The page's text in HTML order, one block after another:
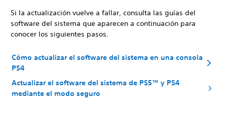
Si la actualización vuelve a fallar, consulta las guías del
software del sistema que aparecen a continuación para
conocer los siguientes pasos.
Cómo actualizar el software del sistema en una consola
PS4
Actualizar el software del sistema de PS5™ y PS4
mediante el modo seguro